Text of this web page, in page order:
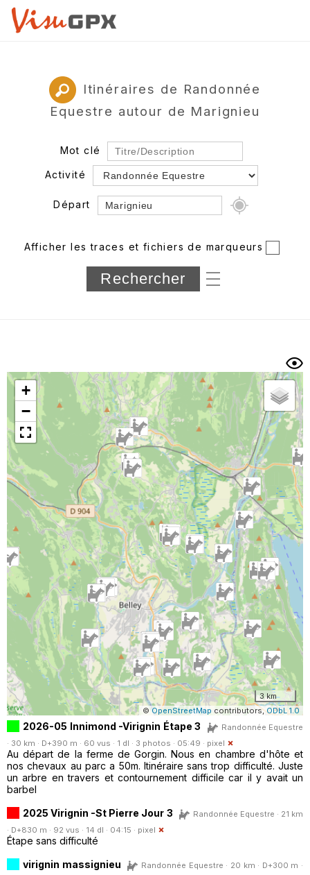
Itinéraires de Randonnée
Equestre autour de Marignieu
Mot clé
Activité
Départ
Département
Longueur min/max
Trier par
Horodatage Photos
Afficher les traces et fichiers de marqueurs
+
−
3 km
© OpenStreetMap contributors,ODbL 1.0
2026-05 Innimond -Virignin Étape 3
Randonnée Equestre
· 30 km · D+390 m · 60 vus · 1 dl · 3 photos · 05:49 · pixel
Au départ de la ferme de Gorgin. Nous en chambre d'hôte et
nos chevaux au parc a 50m. Itinéraire sans trop difficulté. Juste
un arbre en travers et contournement difficile car il y avait un
barbel
2025 Virignin -St Pierre Jour 3
Randonnée Equestre · 21 km
· D+830 m · 92 vus · 14 dl · 04:15 · pixel
Étape sans difficulté
virignin massignieu
Randonnée Equestre · 20 km · D+300 m ·